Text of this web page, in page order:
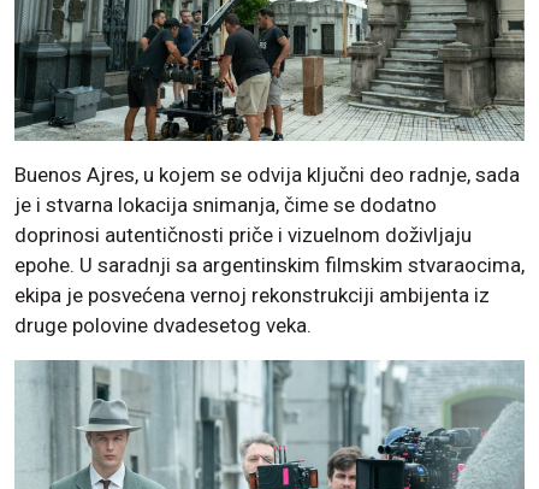
Buenos Ajres, u kojem se odvija ključni deo radnje, sada
je i stvarna lokacija snimanja, čime se dodatno
doprinosi autentičnosti priče i vizuelnom doživljaju
epohe. U saradnji sa argentinskim filmskim stvaraocima,
ekipa je posvećena vernoj rekonstrukciji ambijenta iz
druge polovine dvadesetog veka.